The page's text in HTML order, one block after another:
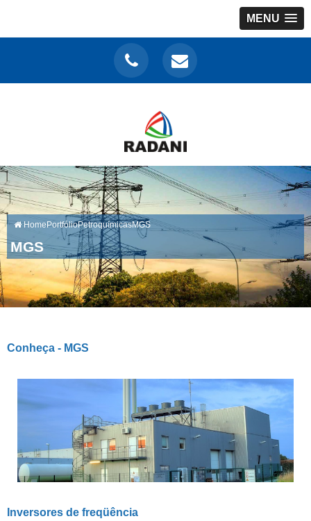
MENU
HomePortfólioPetroquímicasMGS
MGS
Conheça - MGS
Inversores de freqüência